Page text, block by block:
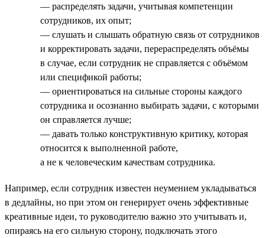
— распределять задачи, учитывая компетенции
сотрудников, их опыт;
— слушать и слышать обратную связь от сотрудников
и корректировать задачи, перераспределять объёмы
в случае, если сотрудник не справляется с объёмом
или спецификой работы;
— ориентироваться на сильные стороны каждого
сотрудника и осознанно выбирать задачи, с которыми
он справляется лучше;
— давать только конструктивную критику, которая
относится к выполненной работе,
а не к человеческим качествам сотрудника.
Например, если сотрудник известен неумением укладываться
в дедлайны, но при этом он генерирует очень эффективные
креативные идеи, то руководителю важно это учитывать и,
опираясь на его сильную сторону, подключать этого